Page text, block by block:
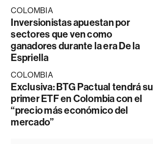
COLOMBIA
Inversionistas apuestan por
sectores que ven como
ganadores durante la era De la
Espriella
COLOMBIA
Exclusiva: BTG Pactual tendrá su
primer ETF en Colombia con el
“precio más económico del
mercado”